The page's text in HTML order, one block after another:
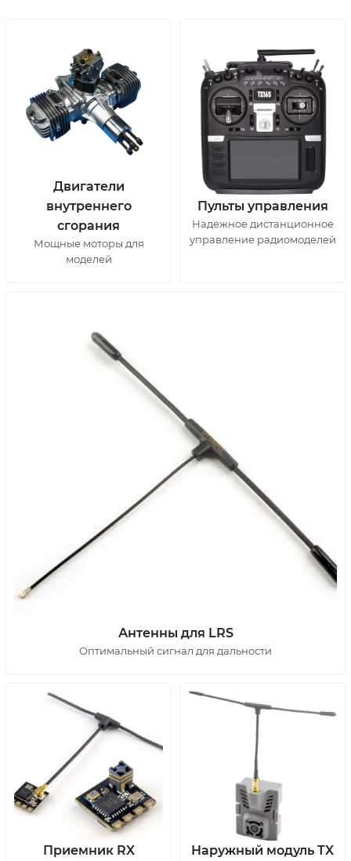
Двигатели
внутреннего
сгорания
Мощные моторы для
моделей
Пульты управления
Надежное дистанционное
управление радиомоделей
Антенны для LRS
Оптимальный сигнал для дальности
Приемник RX Наружный модуль TX